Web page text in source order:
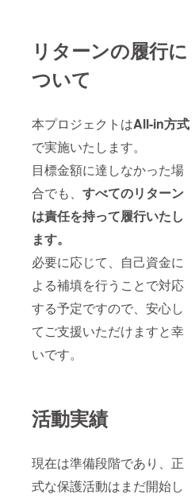
リターンの履行に
ついて
本プロジェクトはAll-in方式
で実施いたします。
目標金額に達しなかった場
合でも、 すべてのリターン
は責任を持って履行いたし
ます。
必要に応じて、自己資金に
よる補填を行うことで対応
する予定ですので、安心し
てご支援いただけますと幸
いです。
活動実績
現在は準備段階であり、正
式な保護活動はまだ開始し